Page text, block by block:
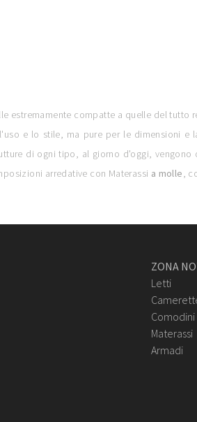
estremamente compatte a quelle del
e lo stile, ma pure per le dimensioni
di ogni tipo, al giorno d'oggi,
arredative con Materassi a molle,
ZONA
Letti
Comodini
Materassi
Armadi